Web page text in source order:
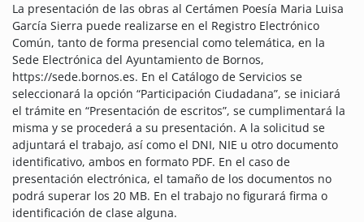
La presentación de las obras al Certámen Poesía Maria Luisa
García Sierra puede realizarse en el Registro Electrónico
Común, tanto de forma presencial como telemática, en la
Sede Electrónica del Ayuntamiento de Bornos,
https://sede.bornos.es. En el Catálogo de Servicios se
seleccionará la opción “Participación Ciudadana”, se iniciará
el trámite en “Presentación de escritos”, se cumplimentará la
misma y se procederá a su presentación. A la solicitud se
adjuntará el trabajo, así como el DNI, NIE u otro documento
identificativo, ambos en formato PDF. En el caso de
presentación electrónica, el tamaño de los documentos no
podrá superar los 20 MB. En el trabajo no figurará firma o
identificación de clase alguna.